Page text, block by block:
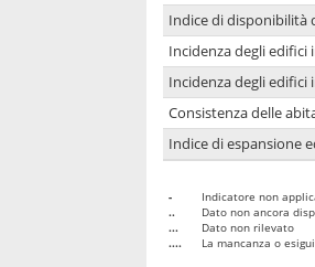
Indice di disponibilità
Incidenza degli
Incidenza degli edifici
Consistenza delle
Indice di espansione
-
Indicatore non
..
Dato non ancora
...
Dato non rilevato
....
La mancanza o